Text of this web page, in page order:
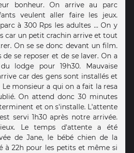
bonheur. On arrive au parc
veulent aller faire les jeux.
à 300 Rps les adultes … On y
car un petit crachin arrive et tout
On se se donc devant un film.
se reposer et de se laver. On a
lodge pour 19h30. Mauvaise
car des gens sont installés et
Le monsieur a qui on a fait la resa
On attend donc 30 minutes
et on s'installe. L'attente
servi 1h30 après notre arrivée.
Le temps d'attente a été
de Jane, le bébé chien de la
à 22h pour les petits et même si